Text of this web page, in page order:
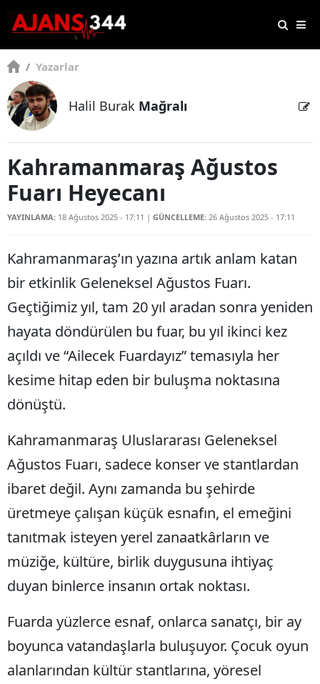
/ Yazarlar
Halil Burak Mağralı
Kahramanmaraş Ağustos
Fuarı Heyecanı
YAYINLAMA: 18 Ağustos 2025 - 17:11 | GÜNCELLEME: 26 Ağustos 2025 - 17:11
Kahramanmaraş’ın yazına artık anlam katan
bir etkinlik Geleneksel Ağustos Fuarı.
Geçtiğimiz yıl, tam 20 yıl aradan sonra yeniden
hayata döndürülen bu fuar, bu yıl ikinci kez
açıldı ve “Ailecek Fuardayız” temasıyla her
kesime hitap eden bir buluşma noktasına
dönüştü.
Kahramanmaraş Uluslararası Geleneksel
Ağustos Fuarı, sadece konser ve stantlardan
ibaret değil. Aynı zamanda bu şehirde
üretmeye çalışan küçük esnafın, el emeğini
tanıtmak isteyen yerel zanaatkârların ve
müziğe, kültüre, birlik duygusuna ihtiyaç
duyan binlerce insanın ortak noktası.
Fuarda yüzlerce esnaf, onlarca sanatçı, bir ay
boyunca vatandaşlarla buluşuyor. Çocuk oyun
alanlarından kültür stantlarına, yöresel